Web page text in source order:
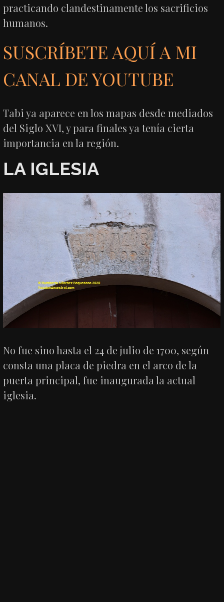
practicando clandestinamente los sacrificios
humanos.
SUSCRÍBETE AQUÍ A MI
CANAL DE YOUTUBE
Tabi ya aparece en los mapas desde mediados
del Siglo XVI, y para finales ya tenía cierta
importancia en la región.
LA IGLESIA
No fue sino hasta el 24 de julio de 1700, según
consta una placa de piedra en el arco de la
puerta principal, fue inaugurada la actual
iglesia.